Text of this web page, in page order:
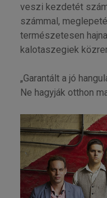
veszi kezdetét
számmal,
természetesen
kalotaszegiek
„Garantált a jó
Ne hagyják otthon